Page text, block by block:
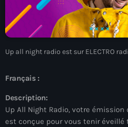
Now playing
Up all night radio est sur ELECTRO
Français :
Description:
Up All Night Radio, votre
est conçue pour vous tenir